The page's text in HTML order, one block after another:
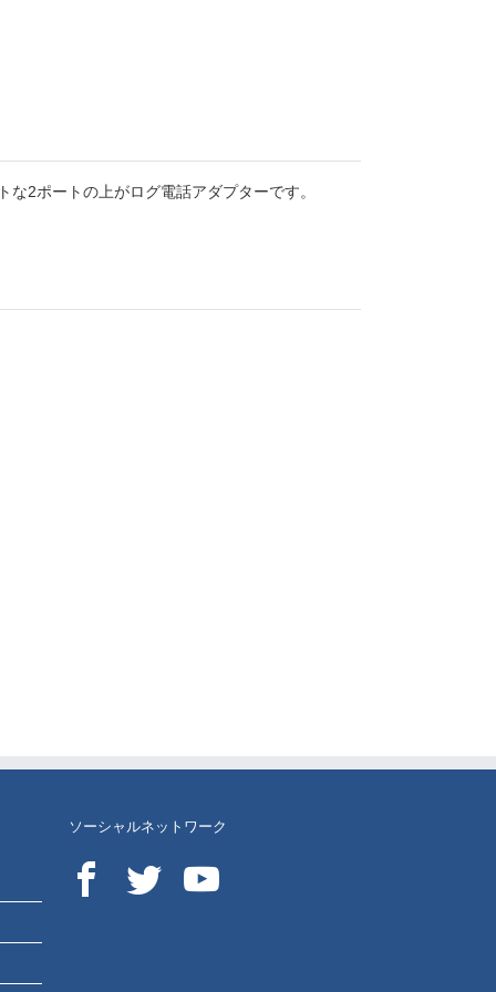
2ポートの上がログ電話アダプターです。
ソーシャルネットワーク